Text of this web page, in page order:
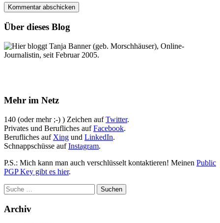
Über dieses Blog
Hier bloggt Tanja Banner (geb. Morschhäuser), Online-
Journalistin, seit Februar 2005.
Mehr im Netz
140 (oder mehr ;-) ) Zeichen aufTwitter.
Privates und Berufliches aufFacebook.
Berufliches auf Xing und LinkedIn.
Schnappschüsse aufInstagram.
P.S.: Mich kann man auch verschlüsselt kontaktieren! Meinen Public
PGP Key gibt es hier.
Archiv